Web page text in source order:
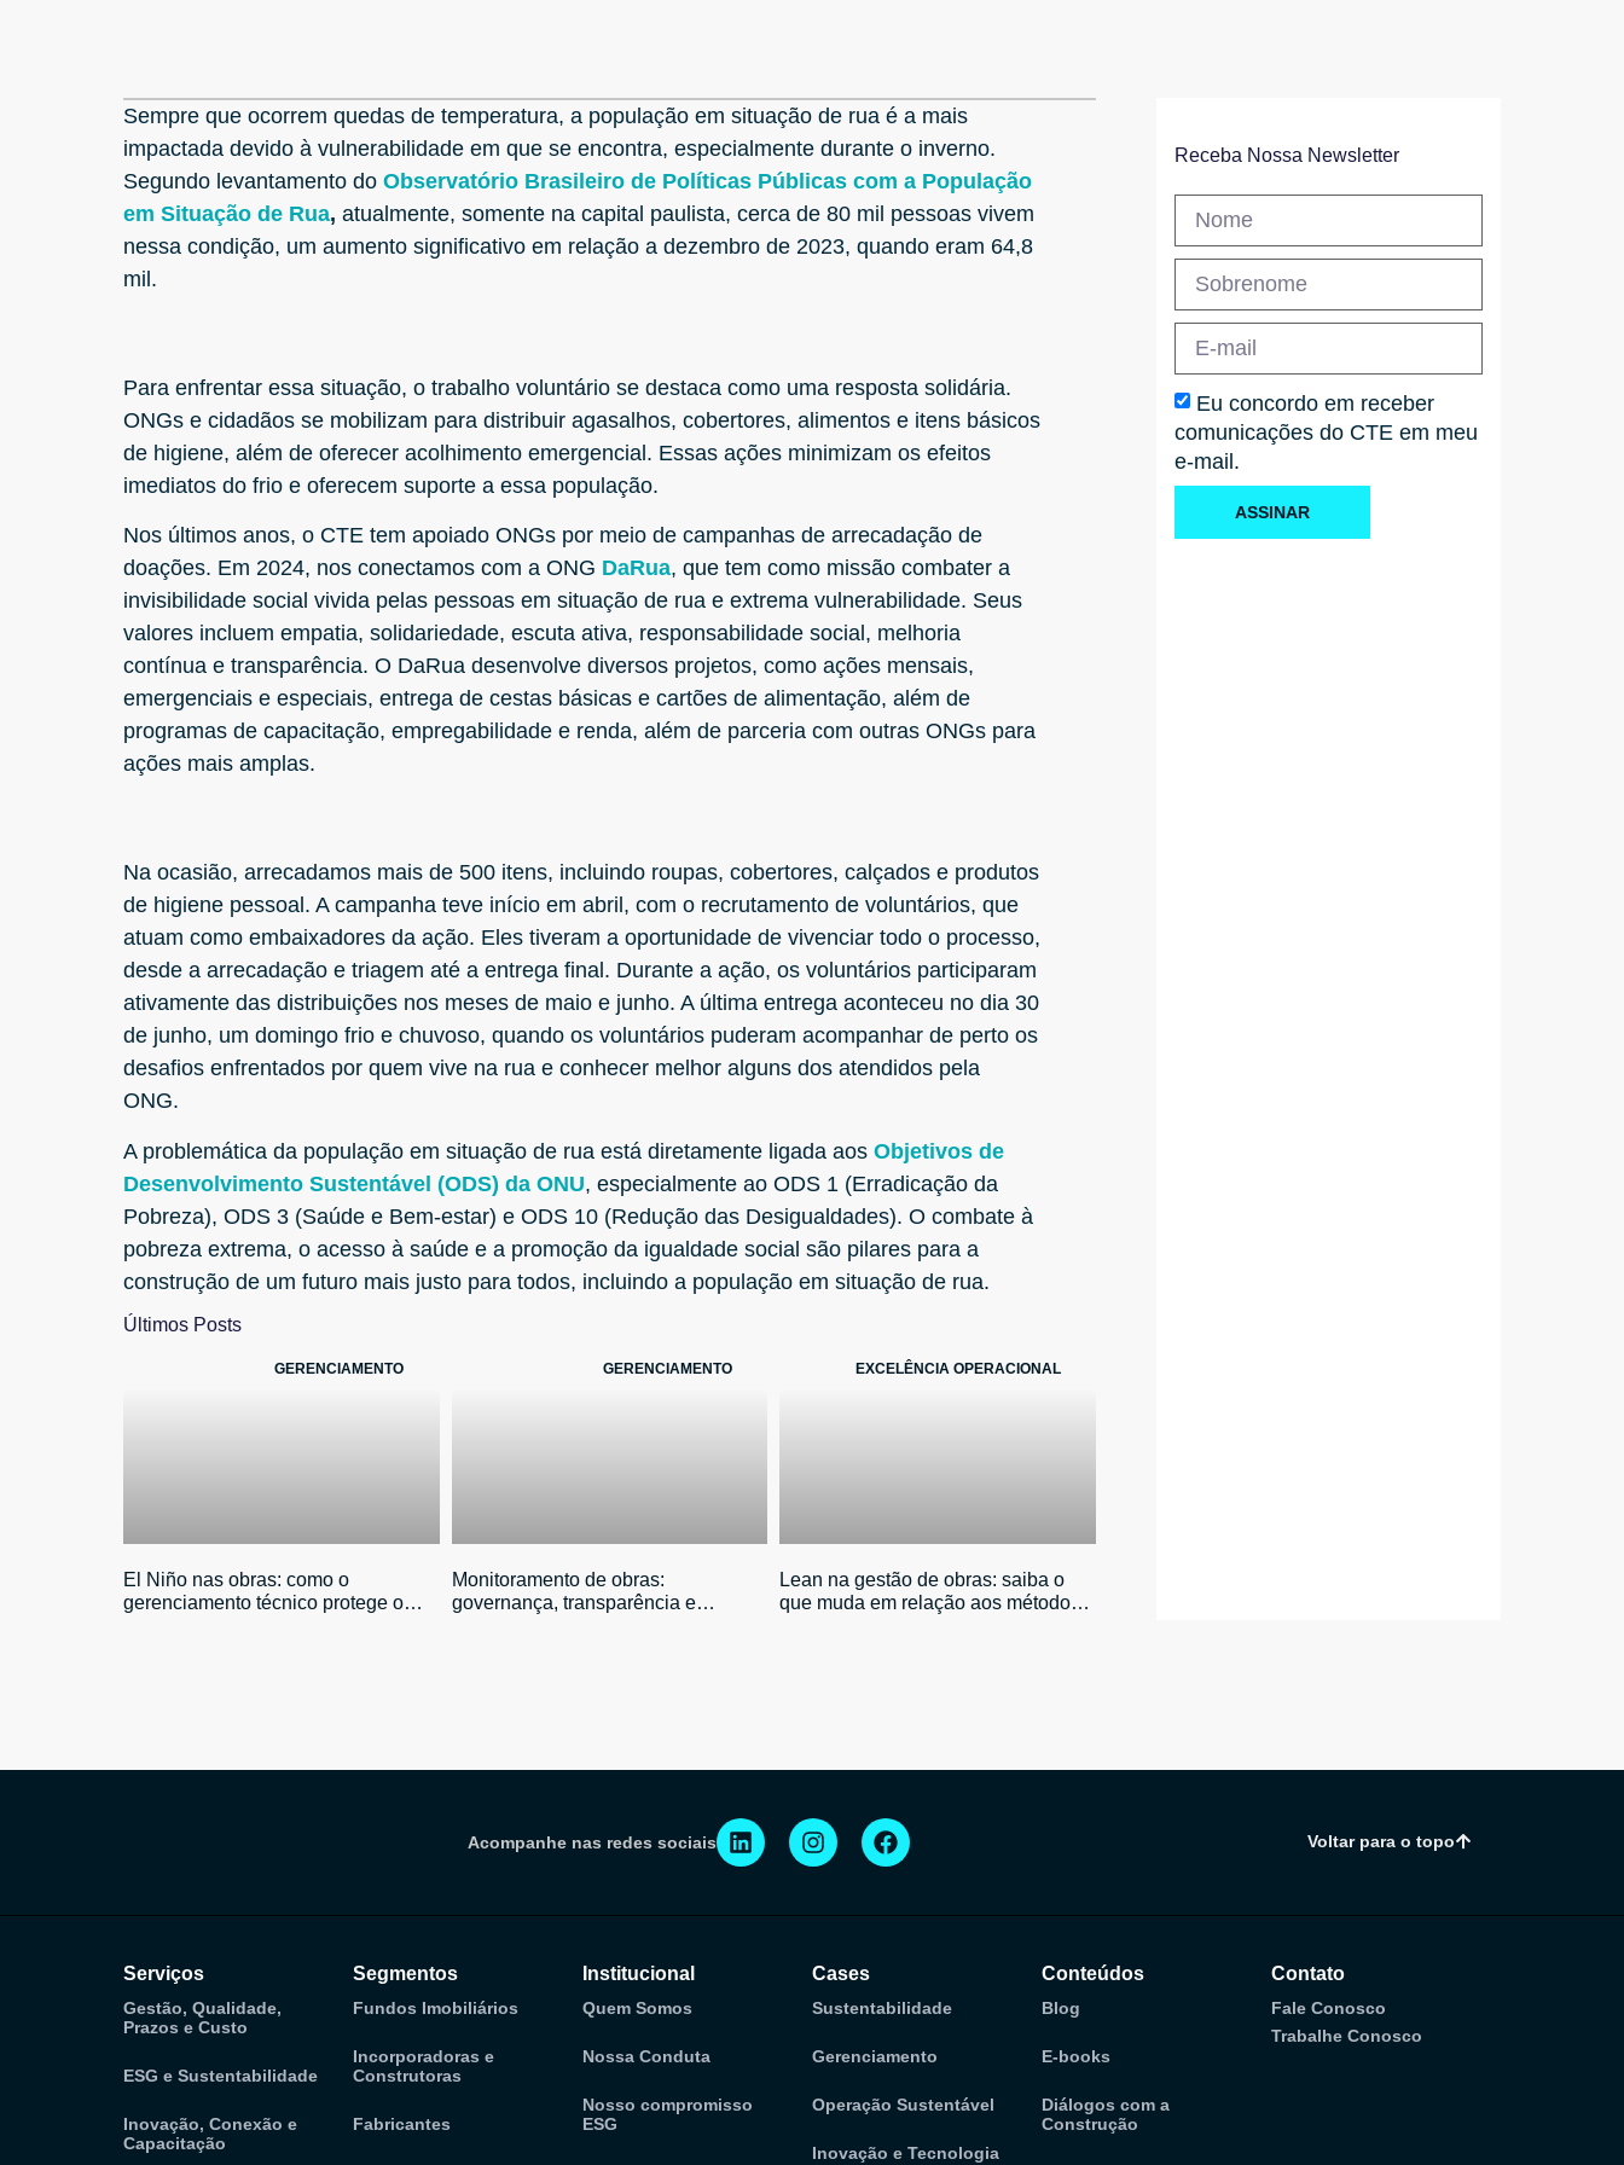
Sempre que ocorrem quedas de temperatura, a população em situação de rua é a mais
impactada devido à vulnerabilidade em que se encontra, especialmente durante o inverno.
Segundo levantamento do Observatório Brasileiro de Políticas Públicas com a População
em Situação de Rua, atualmente, somente na capital paulista, cerca de 80 mil pessoas vivem
nessa condição, um aumento significativo em relação a dezembro de 2023, quando eram 64,8
mil.
Para enfrentar essa situação, o trabalho voluntário se destaca como uma resposta solidária.
ONGs e cidadãos se mobilizam para distribuir agasalhos, cobertores, alimentos e itens básicos
de higiene, além de oferecer acolhimento emergencial. Essas ações minimizam os efeitos
imediatos do frio e oferecem suporte a essa população.
Nos últimos anos, o CTE tem apoiado ONGs por meio de campanhas de arrecadação de
doações. Em 2024, nos conectamos com a ONG DaRua, que tem como missão combater a
invisibilidade social vivida pelas pessoas em situação de rua e extrema vulnerabilidade. Seus
valores incluem empatia, solidariedade, escuta ativa, responsabilidade social, melhoria
contínua e transparência. O DaRua desenvolve diversos projetos, como ações mensais,
emergenciais e especiais, entrega de cestas básicas e cartões de alimentação, além de
programas de capacitação, empregabilidade e renda, além de parceria com outras ONGs para
ações mais amplas.
Na ocasião, arrecadamos mais de 500 itens, incluindo roupas, cobertores, calçados e produtos
de higiene pessoal. A campanha teve início em abril, com o recrutamento de voluntários, que
atuam como embaixadores da ação. Eles tiveram a oportunidade de vivenciar todo o processo,
desde a arrecadação e triagem até a entrega final. Durante a ação, os voluntários participaram
ativamente das distribuições nos meses de maio e junho. A última entrega aconteceu no dia 30
de junho, um domingo frio e chuvoso, quando os voluntários puderam acompanhar de perto os
desafios enfrentados por quem vive na rua e conhecer melhor alguns dos atendidos pela
ONG.
A problemática da população em situação de rua está diretamente ligada aos Objetivos de
Desenvolvimento Sustentável (ODS) da ONU, especialmente ao ODS 1 (Erradicação da
Pobreza), ODS 3 (Saúde e Bem-estar) e ODS 10 (Redução das Desigualdades). O combate à
pobreza extrema, o acesso à saúde e a promoção da igualdade social são pilares para a
construção de um futuro mais justo para todos, incluindo a população em situação de rua.
Últimos Posts
GERENCIAMENTO
El Niño nas obras: como o
gerenciamento técnico protege o
GERENCIAMENTO
Monitoramento de obras:
governança, transparência e
EXCELÊNCIA OPERACIONAL
Lean na gestão de obras: saiba o
que muda em relação aos métodos
Receba Nossa Newsletter
Eu concordo em receber
comunicações do CTE em meu
e-mail.
ASSINAR
Acompanhe nas redes sociais Voltar para o topo
Serviços
Gestão, Qualidade,
Prazos e Custo
ESG e Sustentabilidade
Inovação, Conexão e
Capacitação
Segmentos
Fundos Imobiliários
Incorporadoras e
Construtoras
Fabricantes
Institucional
Quem Somos
Nossa Conduta
Nosso compromisso
ESG
Cases
Sustentabilidade
Gerenciamento
Operação Sustentável
Inovação e Tecnologia
Conteúdos
Blog
E-books
Diálogos com a
Construção
Contato
Fale Conosco
Trabalhe Conosco